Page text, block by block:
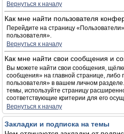
Вернуться к началу
Как мне найти пользователя
Перейдите на страницу
пользователя».
Вернуться к началу
Как мне найти свои сообщения и
Вы можете найти свои сообщения,
сообщения» на главной странице,
пользователя» в вашем личном
темы, используйте страницу
соответствующие критерии для его
Вернуться к началу
Закладки и подписка на темы